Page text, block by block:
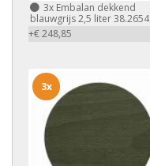
3x Embalan dekkend
blauwgrijs 2,5 liter 38.2654
+€ 248,85
3x